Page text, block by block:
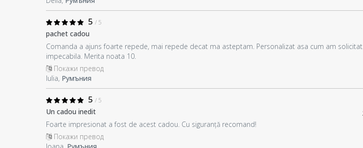
5 / 5
pachet cadou
Comanda a ajuns foarte repede, mai repede decat ma asteptam. Personalizat asa cum am
impecabila. Merita noata 10.
Покажи превод
Iulia, Румъния
5 / 5
Un cadou inedit
Foarte impresionat a fost de acest cadou. Cu siguranță recomand!
Покажи превод